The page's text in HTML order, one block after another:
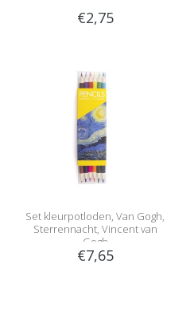
€2,75
Set kleurpotloden, Van Gogh,
Sterrennacht, Vincent van
Gogh
€7,65